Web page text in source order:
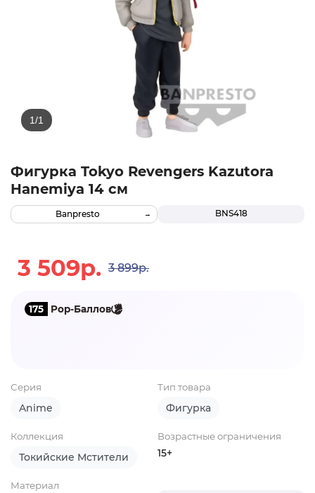
Фигурка Tokyo Revengers Kazutora
Hanemiya 14 см
BNS418
Banpresto
3 509р. 3 899р.
175 Pop-Баллов
Серия
Anime
Тип товара
Фигурка
Коллекция
Токийские Мстители
Возрастные ограничения
15+
Материал